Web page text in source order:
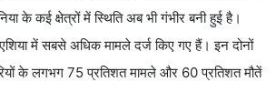
के कई क्षेत्रों में स्थिति अब भी गंभीर बनी हुई है।
में सबसे अधिक मामले दर्ज किए गए हैं। इन दोनों
के लगभग 75 प्रतिशत मामले और 60 प्रतिशत मौतें